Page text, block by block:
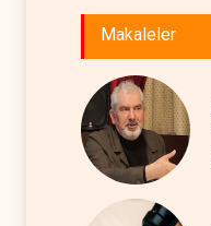
Makaleler